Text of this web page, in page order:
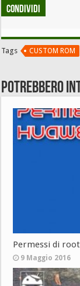
Condividi
Tags CUSTOM ROM
Potrebbero
Permessi di
9 Maggio 2016